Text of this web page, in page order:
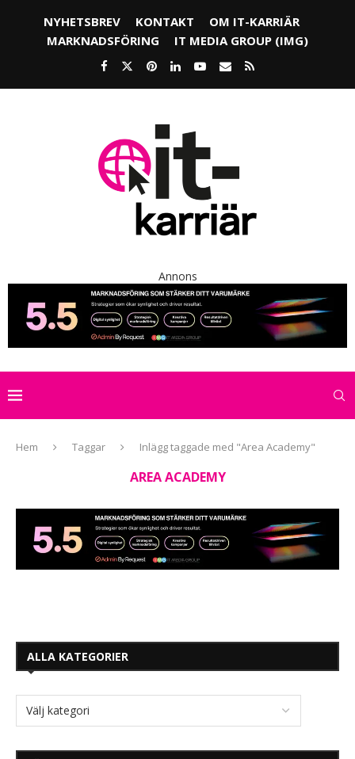
NYHETSBREV KONTAKT
OM IT-KARRIÄR
MARKNADSFÖRING
IT MEDIA GROUP (IMG)
Annons
Hem Taggar Inlägg taggade med "Area Academy"
AREA ACADEMY
ALLA KATEGORIER